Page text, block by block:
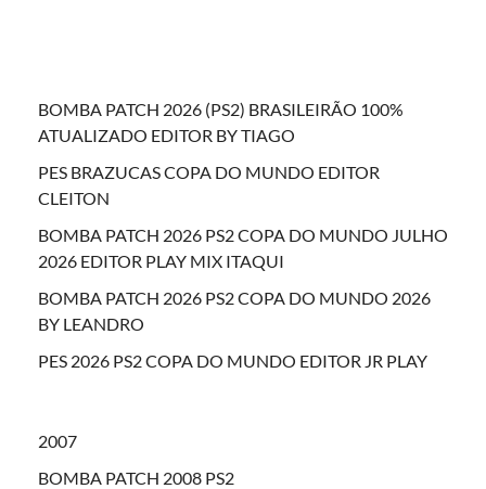
BOMBA PATCH 2026 (PS2) BRASILEIRÃO 100%
ATUALIZADO EDITOR BY TIAGO
PES BRAZUCAS COPA DO MUNDO EDITOR
CLEITON
BOMBA PATCH 2026 PS2 COPA DO MUNDO JULHO
2026 EDITOR PLAY MIX ITAQUI
BOMBA PATCH 2026 PS2 COPA DO MUNDO 2026
BY LEANDRO
PES 2026 PS2 COPA DO MUNDO EDITOR JR PLAY
2007
BOMBA PATCH 2008 PS2